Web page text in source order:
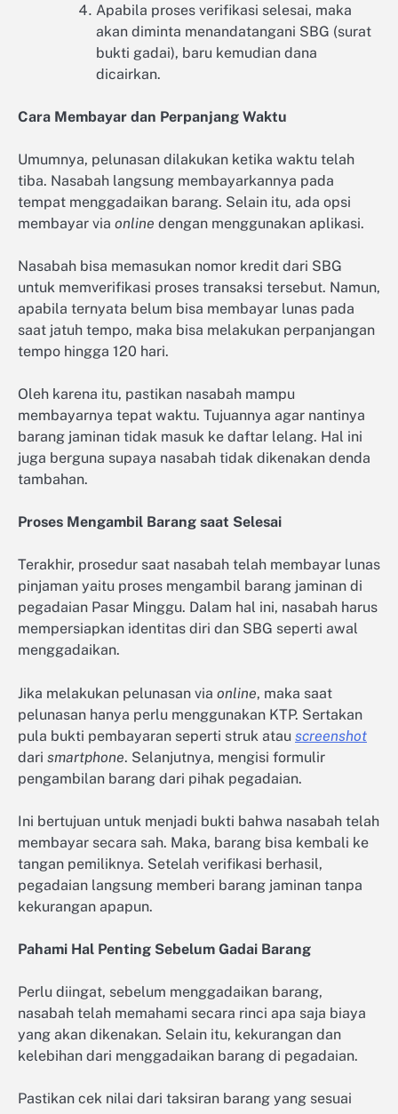
Apabila proses verifikasi selesai, maka
akan diminta menandatangani SBG (surat
bukti gadai), baru kemudian dana
dicairkan.
Cara Membayar dan Perpanjang Waktu
Umumnya, pelunasan dilakukan ketika waktu telah
tiba. Nasabah langsung membayarkannya pada
tempat menggadaikan barang. Selain itu, ada opsi
membayar via online dengan menggunakan aplikasi.
Nasabah bisa memasukan nomor kredit dari SBG
untuk memverifikasi proses transaksi tersebut. Namun,
apabila ternyata belum bisa membayar lunas pada
saat jatuh tempo, maka bisa melakukan perpanjangan
tempo hingga 120 hari.
Oleh karena itu, pastikan nasabah mampu
membayarnya tepat waktu. Tujuannya agar nantinya
barang jaminan tidak masuk ke daftar lelang. Hal ini
juga berguna supaya nasabah tidak dikenakan denda
tambahan.
Proses Mengambil Barang saat Selesai
Terakhir, prosedur saat nasabah telah membayar lunas
pinjaman yaitu proses mengambil barang jaminan di
pegadaian Pasar Minggu. Dalam hal ini, nasabah harus
mempersiapkan identitas diri dan SBG seperti awal
menggadaikan.
Jika melakukan pelunasan via online, maka saat
pelunasan hanya perlu menggunakan KTP. Sertakan
pula bukti pembayaran seperti struk atau screenshot
dari smartphone. Selanjutnya, mengisi formulir
pengambilan barang dari pihak pegadaian.
Ini bertujuan untuk menjadi bukti bahwa nasabah telah
membayar secara sah. Maka, barang bisa kembali ke
tangan pemiliknya. Setelah verifikasi berhasil,
pegadaian langsung memberi barang jaminan tanpa
kekurangan apapun.
Pahami Hal Penting Sebelum Gadai Barang
Perlu diingat, sebelum menggadaikan barang,
nasabah telah memahami secara rinci apa saja biaya
yang akan dikenakan. Selain itu, kekurangan dan
kelebihan dari menggadaikan barang di pegadaian.
Pastikan cek nilai dari taksiran barang yang sesuai